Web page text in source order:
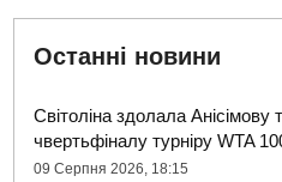
Останні новини
Світоліна здолала
чвертьфіналу турніру WTA
09 Серпня 2026, 18:15